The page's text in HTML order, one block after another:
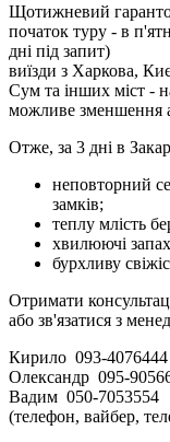
Щотижневий
початок туру - в
дні під запит)
виїзди з Харкова,
Сум та інших міст -
можливе зменшення
Отже, за 3 дні в
неповторний
замків;
теплу млість
хвилюючі
бурхливу
Отримати
або зв'язатися з
Кирило 093-4076444
Олександр 095-
Вадим 050-7053554
(телефон, вайбер,